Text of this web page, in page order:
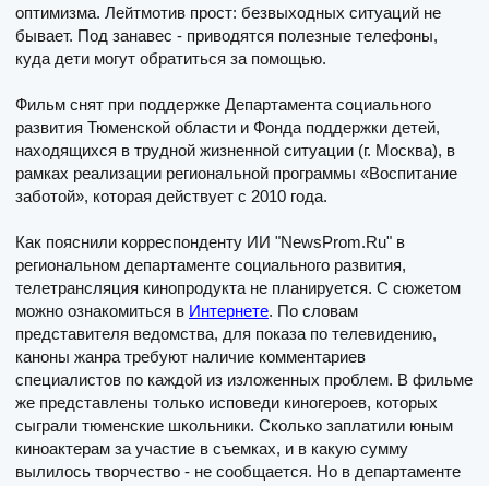
оптимизма. Лейтмотив прост: безвыходных ситуаций не
бывает. Под занавес - приводятся полезные телефоны,
куда дети могут обратиться за помощью.
Фильм снят при поддержке Департамента социального
развития Тюменской области и Фонда поддержки детей,
находящихся в трудной жизненной ситуации (г. Москва), в
рамках реализации региональной программы «Воспитание
заботой», которая действует с 2010 года.
Как пояснили корреспонденту ИИ "NewsProm.Ru" в
региональном департаменте социального развития,
телетрансляция кинопродукта не планируется. С сюжетом
можно ознакомиться в Интернете. По словам
представителя ведомства, для показа по телевидению,
каноны жанра требуют наличие комментариев
специалистов по каждой из изложенных проблем. В фильме
же представлены только исповеди киногероев, которых
сыграли тюменские школьники. Сколько заплатили юным
киноактерам за участие в съемках, и в какую сумму
вылилось творчество - не сообщается. Но в департаменте